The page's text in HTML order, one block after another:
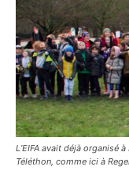
L’EIFA avait déjà organisé
Téléthon, comme ici à